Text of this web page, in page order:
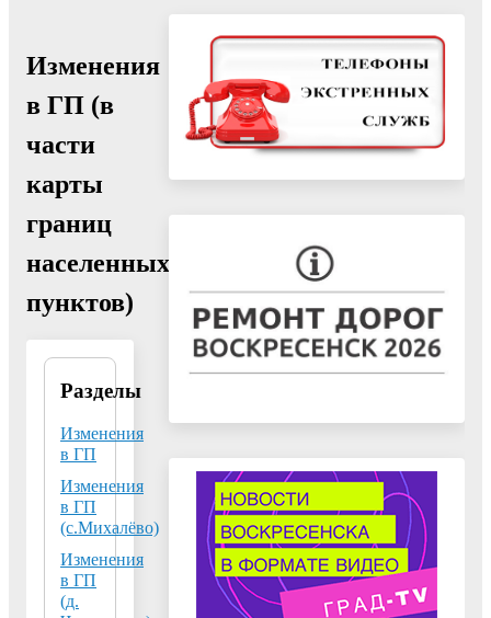
Изменения
в ГП (в
части
карты
границ
населенных
пунктов)
Разделы
Изменения
в ГП
Изменения
в ГП
(с.Михалёво)
Изменения
в ГП
(д.
градостроительства
городского округа
Воскресенск
Московской
области
140200, Московская
область, г.